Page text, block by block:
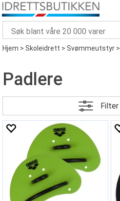
Hjem>Skoleidrett>Svømmeutstyr>
Padlere
Filter